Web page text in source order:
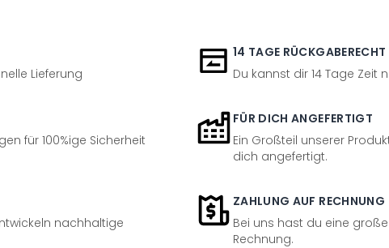
Lieferung
14 TAGE RÜCKGABERECHT
Du kannst dir 14 Tage
für 100%ige Sicherheit
FÜR DICH ANGEFERTIGT
Ein Großteil unserer
dich angefertigt.
nachhaltige
ZAHLUNG AUF RECHNUNG
Bei uns hast du eine
Rechnung.